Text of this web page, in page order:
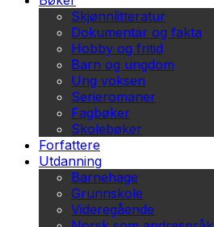
Skjønnlitteratur
Dokumentar og fakta
Hobby og fritid
Barn og ungdom
Ung voksen
Serieromaner
Fagbøker
Skolebøker
Forfattere
Utdanning
Barnehage
Grunnskole
Videregående